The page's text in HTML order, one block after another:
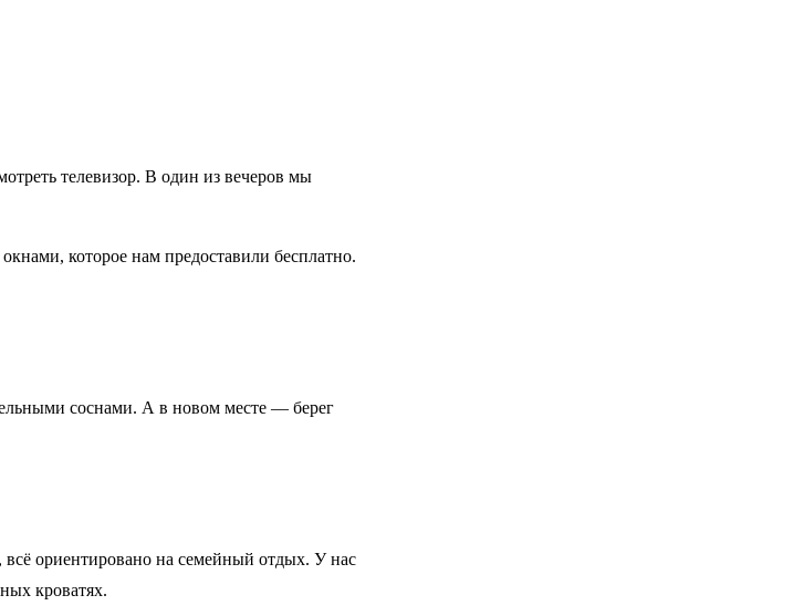
телевизор. В один из вечеров мы
которое нам предоставили бесплатно.
соснами. А в новом месте — берег
всё ориентировано на семейный отдых. У нас
кроватях.